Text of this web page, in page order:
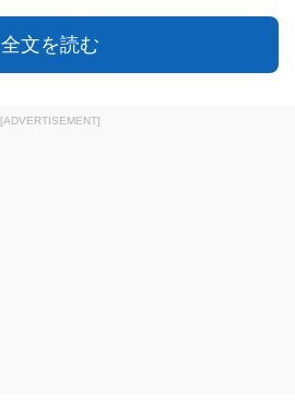
全文を読む
[ADVERTISEMENT]